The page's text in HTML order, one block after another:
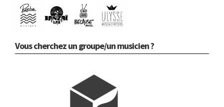
Vous cherchez un groupe/un musicien ?